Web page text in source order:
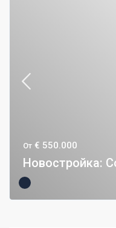
От € 550.000
Новостройка: